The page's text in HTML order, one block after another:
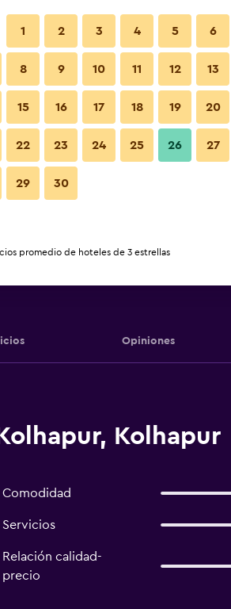
Opiniones
Kolhapur
Comodidad
Servicios
Relación calidad-
precio
1 2 3 4 5 6
8 9 10 11 12 13
15 16 17 18 19 20
22 23 24 25 26 27
29 30
promedio de hoteles de 3 estrellas